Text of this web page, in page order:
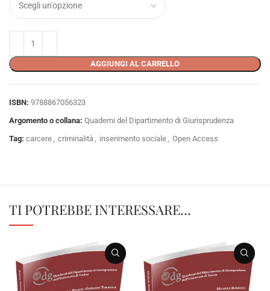
AGGIUNGI AL CARRELLO
ISBN: 9788867056323
Argomento o collana: Quaderni del Dipartimento di Giurisprudenza
Tag: carcere criminalità inserimento sociale Open Access
TI POTREBBE INTERESSARE…